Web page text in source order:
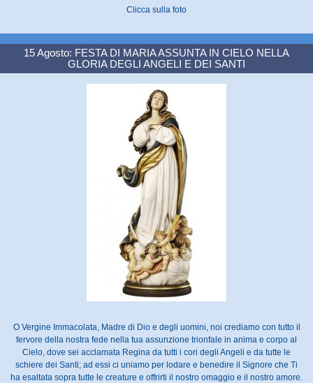
Clicca sulla foto
15 Agosto: FESTA DI MARIA ASSUNTA IN CIELO NELLA
GLORIA DEGLI ANGELI E DEI SANTI
O Vergine Immacolata, Madre di Dio e degli uomini, noi crediamo con tutto il
fervore della nostra fede nella tua assunzione trionfale in anima e corpo al
Cielo, dove sei acclamata Regina da tutti i cori degli Angeli e da tutte le
schiere dei Santi; ad essi ci uniamo per lodare e benedire il Signore che Ti
ha esaltata sopra tutte le creature e offrirti il nostro omaggio e il nostro amore.